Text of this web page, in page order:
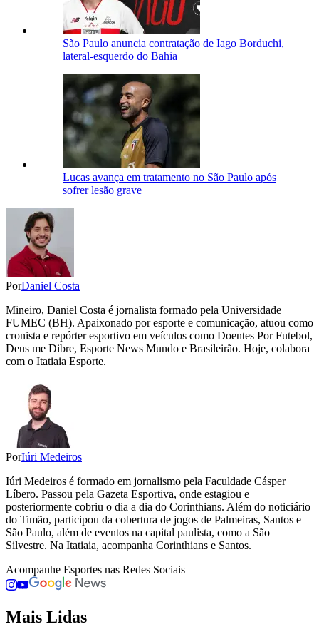
São Paulo anuncia contratação de Iago Borduchi,
lateral-esquerdo do Bahia
Lucas avança em tratamento no São Paulo após
sofrer lesão grave
PorDaniel Costa
Mineiro, Daniel Costa é jornalista formado pela Universidade
FUMEC (BH). Apaixonado por esporte e comunicação, atuou como
cronista e repórter esportivo em veículos como Doentes Por Futebol,
Deus me Dibre, Esporte News Mundo e Brasileirão. Hoje, colabora
com o Itatiaia Esporte.
PorIúri Medeiros
Iúri Medeiros é formado em jornalismo pela Faculdade Cásper
Líbero. Passou pela Gazeta Esportiva, onde estagiou e
posteriormente cobriu o dia a dia do Corinthians. Além do noticiário
do Timão, participou da cobertura de jogos de Palmeiras, Santos e
São Paulo, além de eventos na capital paulista, como a São
Silvestre. Na Itatiaia, acompanha Corinthians e Santos.
Acompanhe Esportes nas Redes Sociais
Mais Lidas